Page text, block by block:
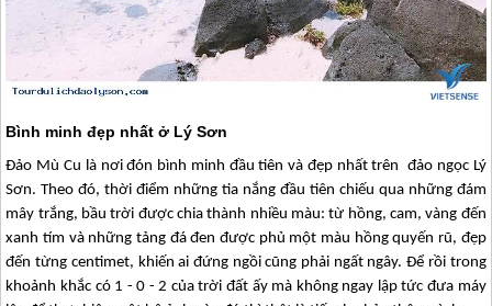
Bình minh đẹp nhất ở Lý Sơn
Đảo Mù Cu là nơi đón bình minh đầu tiên và đẹp nhất trên đảo ngọc Lý
Sơn. Theo đó, thời điểm những tia nắng đầu tiên chiếu qua những đám
mây trắng, bầu trời được chia thành nhiều màu: từ hồng, cam, vàng đến
xanh tím và những tảng đá đen được phủ một màu hồng quyến rũ, đẹp
đến từng centimet, khiến ai đứng ngồi cũng phải ngất ngây. Để rồi trong
khoảnh khắc có 1 - 0 - 2 của trời đất ấy mà không ngay lập tức đưa máy